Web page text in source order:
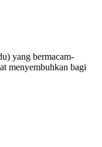
yang bermacam-
menyembuhkan bagi